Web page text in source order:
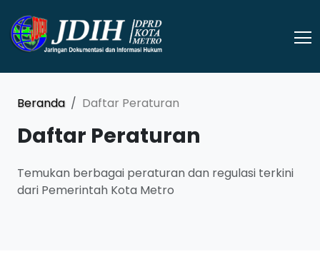
Beranda Daftar Peraturan
Daftar Peraturan
Temukan berbagai peraturan dan regulasi terkini
dari Pemerintah Kota Metro